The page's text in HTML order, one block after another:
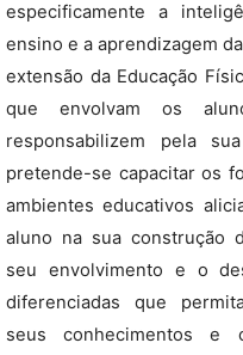
especificamente a
ensino e a aprendizagem
extensão da Educação
que envolvam os
responsabilizem pela
pretende-se capacitar os
ambientes educativos
aluno na sua construção
seu envolvimento e o
diferenciadas que
seus conhecimentos e